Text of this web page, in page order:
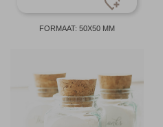
FORMAAT: 50X50 MM